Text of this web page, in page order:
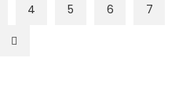
4 5 6 7